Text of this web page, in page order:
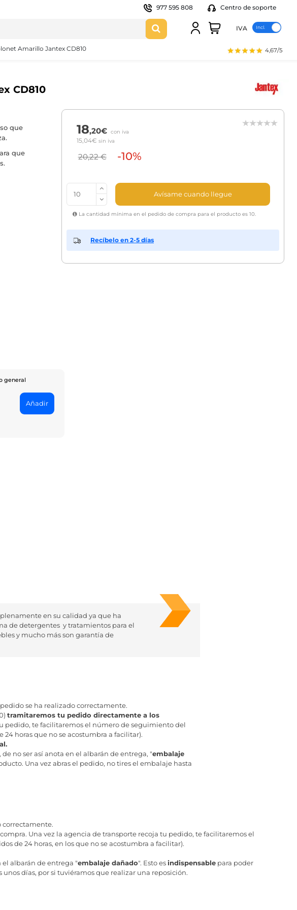
977 595 808 Centro de soporte
IVA
4,67/5
Amarillo Jantex CD810
CD810
que
que
18,20€ con iva
15,04€ sin iva
20,22 € -10%
Avísame cuando llegue
La cantidad mínima en el pedido de compra para el producto es 10.
Recíbelo en 2-5 días
general
Añadir
en su calidad ya que ha
de detergentes y tratamientos para el
y mucho más son garantía de
se ha realizado correctamente.
tramitaremos tu pedido directamente a los
pedido, te facilitaremos el número de seguimiento del
horas que no se acostumbra a facilitar).
, de no ser así anota en el albarán de entrega, "embalaje
Una vez abras el pedido, no tires el embalaje hasta
correctamente.
Una vez la agencia de transporte recoja tu pedido, te facilitaremos el
de 24 horas, en los que no se acostumbra a facilitar).
el albarán de entrega "embalaje dañado". Esto esindispensablepara poder
días, por si tuviéramos que realizar una reposición.